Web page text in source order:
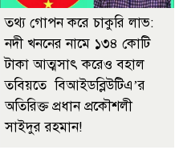
তথ্য গোপন করে চাকুরি লাভ:
নদী খননের নামে ১৩৪ কোটি
টাকা আত্মসাৎ করেও বহাল
তবিয়তে বিআইডব্লিউটিএ’র
অতিরিক্ত প্রধান প্রকৌশলী
সাইদুর রহমান!